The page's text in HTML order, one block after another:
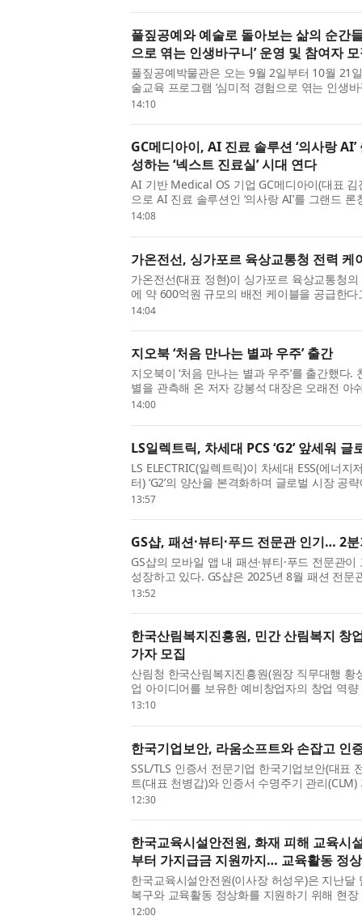
풀짚공예와 예술로 돌아보는 삶의 순간
으로 엮는 인생바구니’ 운영 및 참여자
풀짚공예박물관은 오는 9월 2일부터 10월 21
술교육 프로그램 ‘심미적 경험으로 엮는 인생
2026 꿈다락 문화예술학교 중장년 감상 프로
14:10
GC메디아이, AI 진료 솔루션 ‘의사랑
성하는 ‘넥스트 진료실’ 시대 연다
AI 기반 Medical OS 기업 GC메디아이(대표
으로 AI 진료 솔루션인 ‘의사랑 AI’를 그랜드 론
작, 넥스트 진료실’이라는 슬로건 아래, 국내
14:08
가온전선, 싱가포르 육상교통청 전력 케
가온전선(대표 정현)이 싱가포르 육상교통청
에 약 600억원 규모의 배전 케이블을 공급한
상교통청 벤더 등록 후 첫 수주를 확보하며,
14:04
지오북 ‘처음 만나는 별과 우주’ 출간
지오북이 ‘처음 만나는 별과 우주’를 출간했다
별을 관측해 온 저자 강봉석 대장은 오래전 아
이 천체망원경으로 별을 직접 보고도 기대만
14:00
LS일렉트릭, 차세대 PCS ‘G2’ 앞세워
LS ELECTRIC(일렉트릭)이 차세대 ESS(에너
터) ‘G2’의 양산을 본격화하며 글로벌 시장 공
일 충남 천안사업장 DC팩토리에서 구자균 회
13:57
GS샵, 패션·뷰티·푸드 전문관 인기… 2
GS샵의 모바일 앱 내 패션·뷰티·푸드 전문관
성장하고 있다. GS샵은 2025년 8월 패션 전문
월에는 뷰티 전문관 ‘뷰티#(샵)’과 식품 전문관
13:52
한국산림복지진흥원, 민간 산림복지 창
가자 모집
산림청 한국산림복지진흥원(원장 직무대행
업 아이디어를 보유한 예비창업자의 창업 역
산림복지 창업·성장 패키지 FOR:SEED(예비
13:10
한국기업보안, 라움소프트와 손잡고 인
SSL/TLS 인증서 전문기업 한국기업보안(대표
트(대표 천병갑)와 인증서 수명주기 관리(CLM)
출을 위한 전략적 업무협약(MOU)을 체결했
12:30
한국교육시설안전원, 화재 피해 교육시
부터 가지급금 지원까지… 교육활동 정상
한국교육시설안전원(이사장 허성우)은 지난
복구와 교육활동 정상화를 지원하기 위해 현
나섰다고 밝혔다. 허성우 한국교육시설안전
12:00